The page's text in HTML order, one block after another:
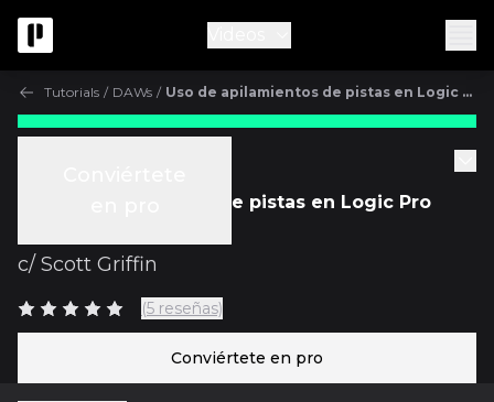
Tutorials / DAWs / Uso de apilamientos de pistas en Logic Pro X
Uso de apilamientos de pistas en Logic Pro
c/ Scott Griffin
(5 reseñas)
Conviértete en pro